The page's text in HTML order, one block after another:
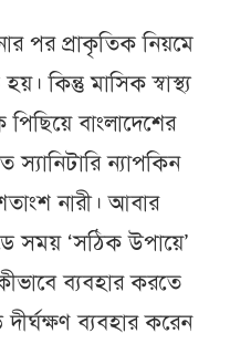
পর প্রাকৃতিক নিয়মে
কিন্তু মাসিক স্বাস্থ্য
বাংলাদেশের
স্যানিটারি ন্যাপকিন
নারী। আবার
সময় ‘সঠিক উপায়ে’
ব্যবহার করতে
ব্যবহার করেন